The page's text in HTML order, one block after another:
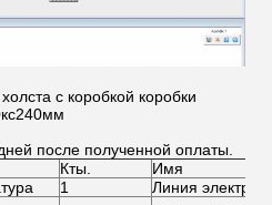
с коробкой коробки
после полученной оплаты.
Кты.
Имя
1
Линия